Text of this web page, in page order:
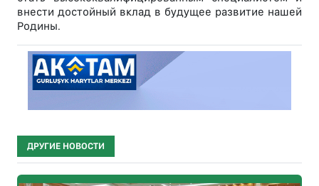
внести достойный вклад в будущее развитие нашей
Родины.
ДРУГИЕ НОВОСТИ